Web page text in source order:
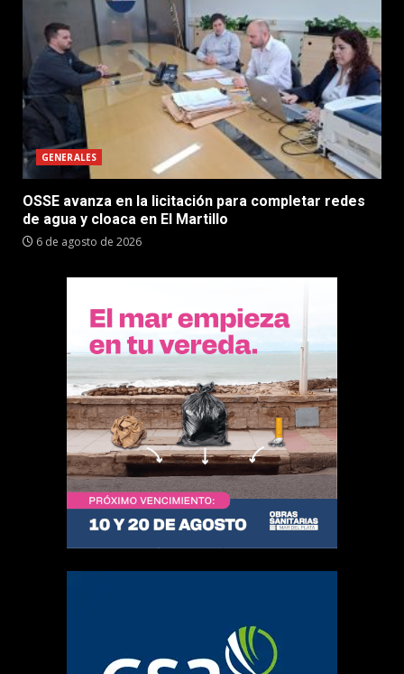
GENERALES
OSSE avanza en la licitación para completar redes
de agua y cloaca en El Martillo
6 de agosto de 2026